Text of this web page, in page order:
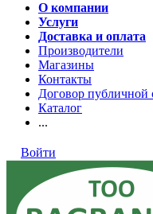
О компании
Услуги
Доставка и оплата
Производители
Магазины
Контакты
Договор публичной
Каталог
...
Войти